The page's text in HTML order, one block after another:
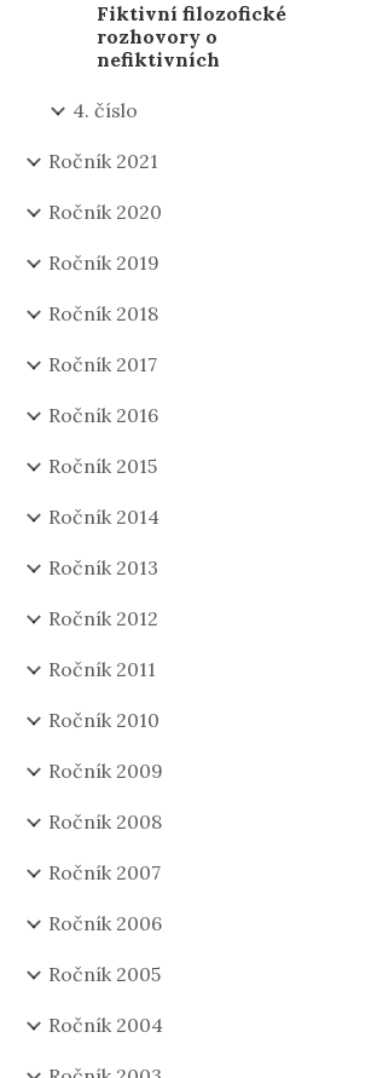
Fiktivní filozofické
rozhovory o
nefiktivních
4. číslo
Ročník 2021
Ročník 2020
Ročník 2019
Ročník 2018
Ročník 2017
Ročník 2016
Ročník 2015
Ročník 2014
Ročník 2013
Ročník 2012
Ročník 2011
Ročník 2010
Ročník 2009
Ročník 2008
Ročník 2007
Ročník 2006
Ročník 2005
Ročník 2004